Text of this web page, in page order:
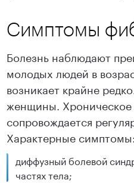
Симптомы
Болезнь наблюдают
молодых людей в
возникает крайне
женщины. Хроническое
сопровождается
Характерные симптомы:
диффузный болевой
частях тела;